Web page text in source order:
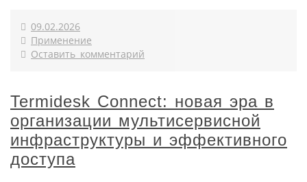
09.02.2026
Применение
Оставить комментарий
Termidesk Connect: новая эра в
организации мультисервисной
инфраструктуры и эффективного
доступа